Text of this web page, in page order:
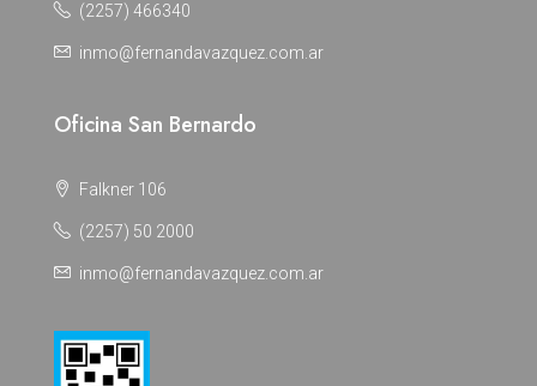
(2257) 466340
inmo@fernandavazquez.com.ar
Oficina San Bernardo
Falkner 106
(2257) 50 2000
inmo@fernandavazquez.com.ar